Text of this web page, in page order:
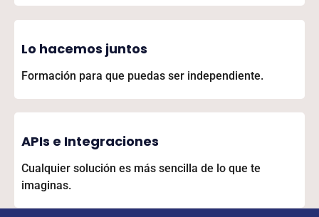
Lo hacemos juntos
Formación para que puedas ser independiente.
APIs e Integraciones
Cualquier solución es más sencilla de lo que te
imaginas.